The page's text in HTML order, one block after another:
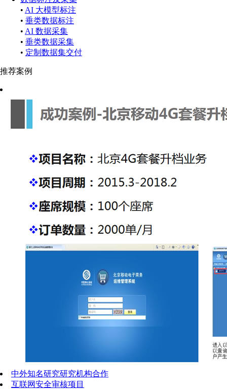
• AI 大模型标注
• 垂类数据标注
• AI 数据采集
• 垂类数据采集
• 定制数据集交付
推荐案例
中外知名研究研究机构合作
互联网安全审核项目